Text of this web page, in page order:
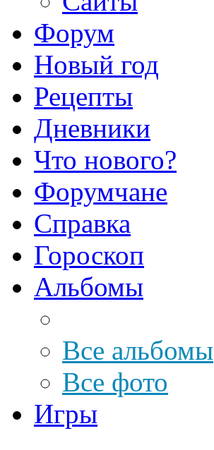
Форум
Новый год
Рецепты
Дневники
Что нового?
Форумчане
Справка
Гороскоп
Альбомы
Все альбомы
Все фото
Игры